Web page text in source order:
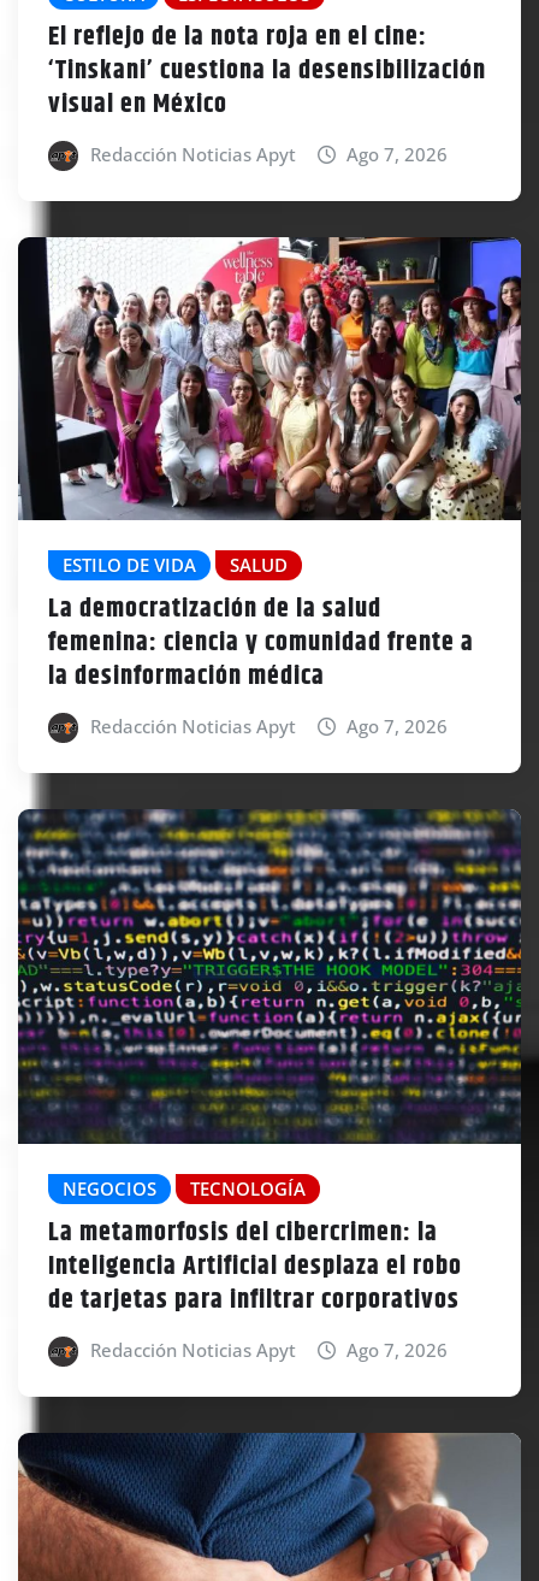
El reflejo de la nota roja en el cine:
‘Tinskani’ cuestiona la desensibilización
visual en México
Redacción Noticias Apyt Ago 7, 2026
ESTILO DE VIDA SALUD
La democratización de la salud
femenina: ciencia y comunidad frente a
la desinformación médica
Redacción Noticias Apyt Ago 7, 2026
NEGOCIOS TECNOLOGÍA
La metamorfosis del cibercrimen: la
Inteligencia Artificial desplaza el robo
de tarjetas para infiltrar corporativos
Redacción Noticias Apyt Ago 7, 2026